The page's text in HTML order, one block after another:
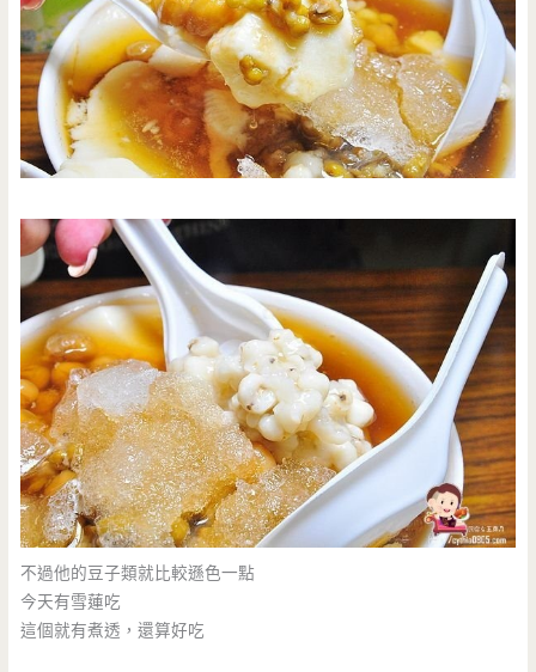
不過他的豆子類就比較遜色一點
今天有雪蓮吃
這個就有煮透，還算好吃